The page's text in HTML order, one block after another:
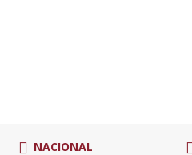
NACIONAL